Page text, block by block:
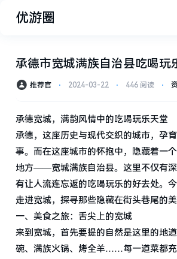
优游圈
承德市宽城满族自治县吃喝玩
推荐官 ⋅ 2024-03-22 ⋅ 446 阅读 ⋅
承德宽城，满韵风情中的吃喝玩乐天堂
承德，这座历史与现代交织的城市，孕
事。而在这座城市的怀抱中，隐藏着一
地方——宽城满族自治县。这里不仅有
有让人流连忘返的吃喝玩乐的好去处。
走进宽城，探寻那些隐藏在街头巷尾的美
一、美食之旅：舌尖上的宽城
来到宽城，首先要提的自然是这里的地
碗、满族火锅、烤全羊……每一道菜都